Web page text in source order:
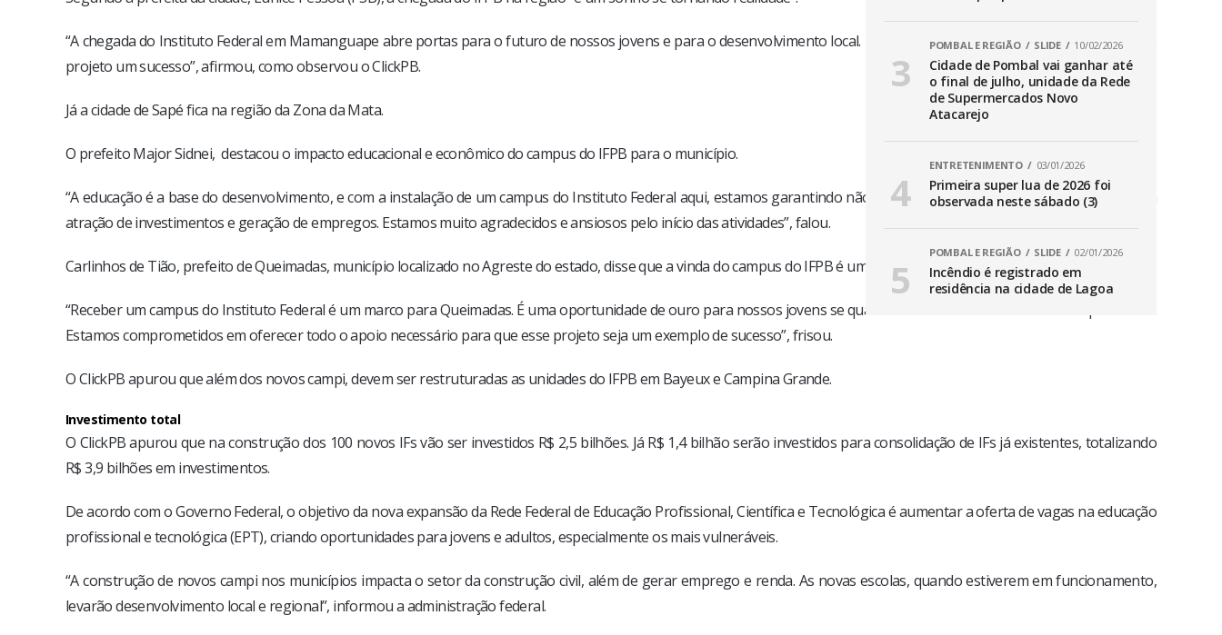
“A chegada do Instituto Federal em Mamanguape abre portas para o futuro de nossos jovens e para o desenvolvimento local. Estamos prontos para colaborar e fazer deste
projeto um sucesso”, afirmou, como observou o ClickPB.
Já a cidade de Sapé fica na região da Zona da Mata.
O prefeito Major Sidnei, destacou o impacto educacional e econômico do campus do IFPB para o município.
“A educação é a base do desenvolvimento, e com a instalação de um campus do Instituto Federal aqui, estamos garantindo não apenas educação de qualidade, mas também
atração de investimentos e geração de empregos. Estamos muito agradecidos e ansiosos pelo início das atividades”, falou.
Carlinhos de Tião, prefeito de Queimadas, município localizado no Agreste do estado, disse que a vinda do campus do IFPB é uma “oportunidade de ouro”.
“Receber um campus do Instituto Federal é um marco para Queimadas. É uma oportunidade de ouro para nossos jovens se qualificarem e construírem um futuro promissor.
Estamos comprometidos em oferecer todo o apoio necessário para que esse projeto seja um exemplo de sucesso”, frisou.
O ClickPB apurou que além dos novos campi, devem ser restruturadas as unidades do IFPB em Bayeux e Campina Grande.
Investimento total
O ClickPB apurou que na construção dos 100 novos IFs vão ser investidos R$ 2,5 bilhões. Já R$ 1,4 bilhão serão investidos para consolidação de IFs já existentes, totalizando
R$ 3,9 bilhões em investimentos.
De acordo com o Governo Federal, o objetivo da nova expansão da Rede Federal de Educação Profissional, Científica e Tecnológica é aumentar a oferta de vagas na educação
profissional e tecnológica (EPT), criando oportunidades para jovens e adultos, especialmente os mais vulneráveis.
“A construção de novos campi nos municípios impacta o setor da construção civil, além de gerar emprego e renda. As novas escolas, quando estiverem em funcionamento,
levarão desenvolvimento local e regional”, informou a administração federal.
POMBAL E REGIÃO SLIDE 10/02/2026
Cidade de Pombal vai ganhar até
o final de julho, unidade da Rede
de Supermercados Novo
Atacarejo
ENTRETENIMENTO 03/01/2026
Primeira super lua de 2026 foi
observada neste sábado (3)
POMBAL E REGIÃO SLIDE 02/01/2026
Incêndio é registrado em
residência na cidade de Lagoa